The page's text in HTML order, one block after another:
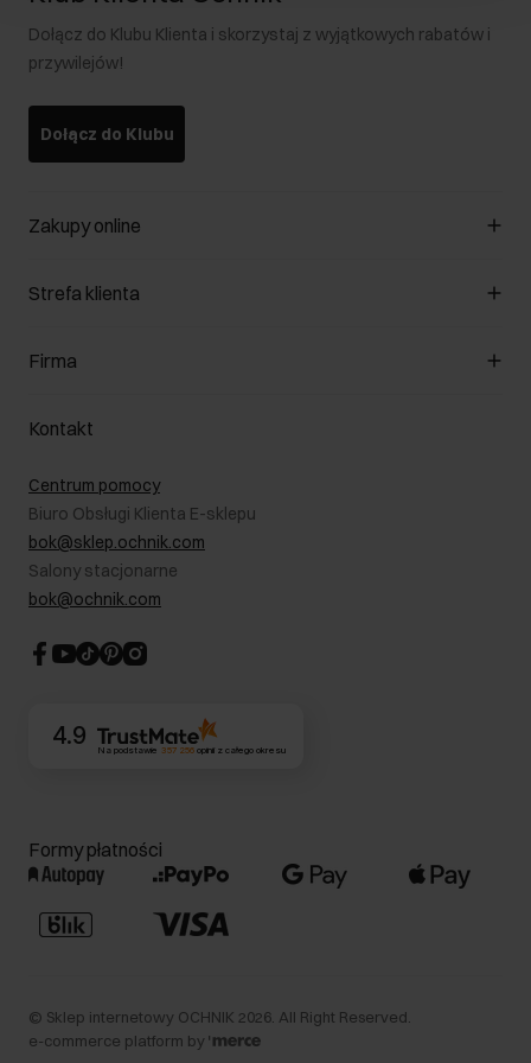
Dołącz do Klubu Klienta i skorzystaj z wyjątkowych rabatów i
przywilejów!
Dołącz do Klubu
Zakupy online
Zarządzaj cookies
Formy płatności
Jak dokonać zwrotu?
Strefa klienta
Klub Klienta
Zwróć produkty
W podróży
Karta podarunkowa
Bezpieczne zakupy
Blog
Firma
O nas
Salony
B2B - Sprzedaż dla firm
RODO- Polityka prywatności
Informacje prawne
Dla akcjonariuszy
CSR
Kontakt
Centrum pomocy
Biuro Obsługi Klienta E-sklepu
bok@sklep.ochnik.com
Salony stacjonarne
bok@ochnik.com
4.9
Na podstawie 357 256opinii z całego okresu
Formy płatności
© Sklep internetowy OCHNIK 2026 . All Right Reserved.
e-commerce platform by